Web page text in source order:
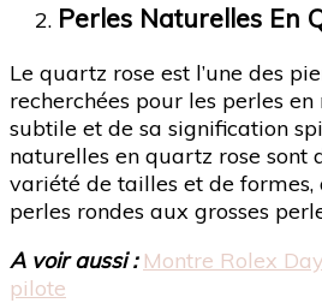
Perles Naturelles En
Le quartz rose est l’une des
recherchées pour les perles
subtile et de sa signification
naturelles en quartz rose sont
variété de tailles et de formes,
perles rondes aux grosses
A voir aussi : Montre Rolex
pilote